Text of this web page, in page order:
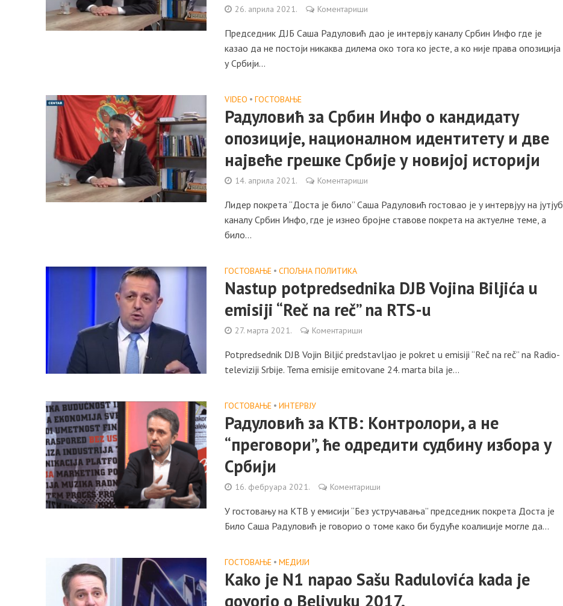
26. априла 2021. Коментариши
Председник ДЈБ Саша Радуловић дао је интервју каналу Србин Инфо где је
казао да не постоји никаква дилема око тога ко јесте, а ко није права опозиција
у Србији...
VIDEO • ГОСТОВАЊЕ
Радуловић за Србин Инфо о кандидату
опозиције, националном идентитету и две
највеће грешке Србије у новијој историји
14. априла 2021. Коментариши
Лидер покрета “Доста је било” Саша Радуловић гостовао је у интервјуу на јутјуб
каналу Србин Инфо, где је изнео бројне ставове покрета на актуелне теме, а
било...
ГОСТОВАЊЕ • СПОЉНА ПОЛИТИКА
Nastup potpredsednika DJB Vojina Biljića u
emisiji “Reč na reč” na RTS-u
27. марта 2021. Коментариши
Potpredsednik DJB Vojin Biljić predstavljao je pokret u emisiji “Reč na reč” na Radio-
televiziji Srbije. Tema emisije emitovane 24. marta bila je...
ГОСТОВАЊЕ • ИНТЕРВЈУ
Радуловић за КТВ: Контролори, а не
“преговори”, ће одредити судбину избора у
Србији
16. фебруара 2021. Коментариши
У гостовању на КТВ у емисији “Без устручавања” председник покрета Доста је
Било Саша Радуловић је говорио о томе како би будуће коалиције могле да...
ГОСТОВАЊЕ • МЕДИЈИ
Kako je N1 napao Sašu Radulovića kada je
govorio o Belivuku 2017.